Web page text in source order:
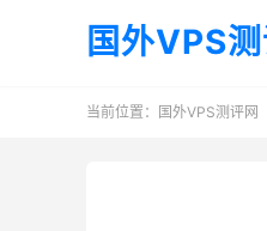
国外VPS
当前位置： 国外VPS测评网